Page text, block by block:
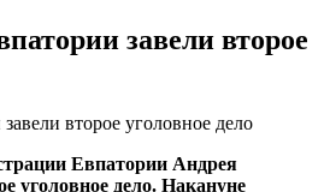
завели второе
второе уголовное дело
Евпатории Андрея
уголовное дело. Накануне